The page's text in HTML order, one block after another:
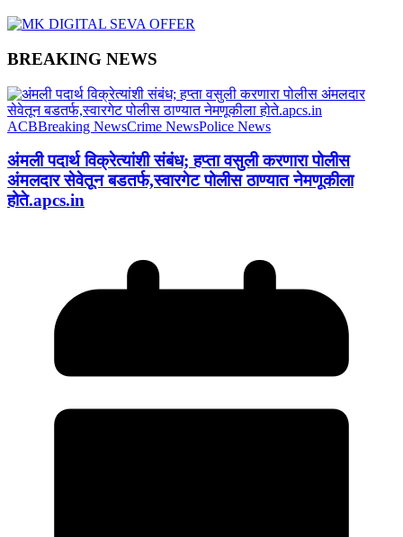
BREAKING NEWS
ACBBreaking NewsCrime NewsPolice News
अंमली पदार्थ विक्रेत्यांशी संबंध; हप्ता वसुली करणारा पोलीस
अंमलदार सेवेतून बडतर्फ,स्वारगेट पोलीस ठाण्यात नेमणूकीला
होते.apcs.in